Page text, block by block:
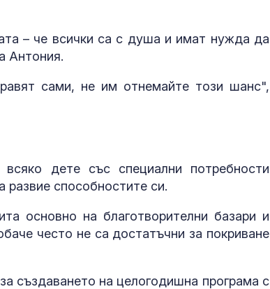
– че всички са с душа и имат нужда да
Антония.
сами, не им отнемайте този шанс",
дете със специални потребности
способностите си.
основно на благотворителни базари и
често не са достатъчни за покриване
създаването на целогодишна програма с